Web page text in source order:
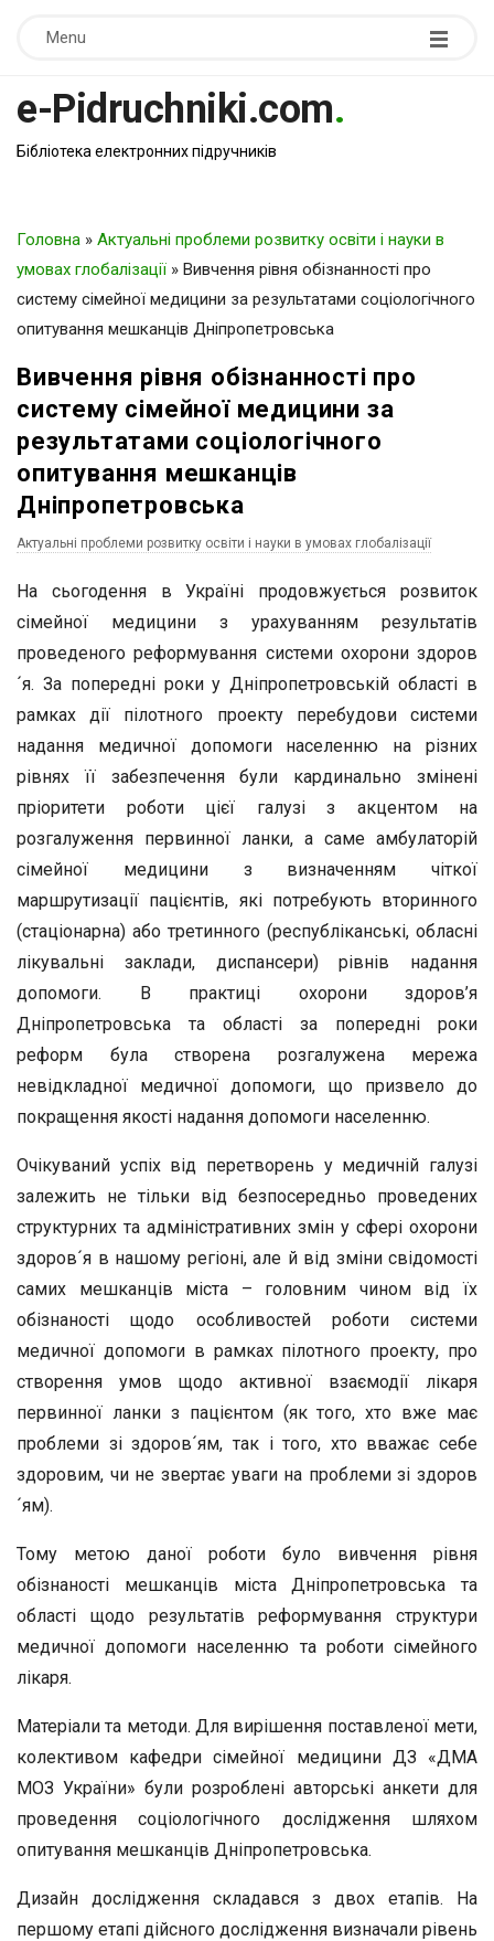
Menu
e-Pidruchniki.com.
Бібліотека електронних підручників
Головна » Актуальні проблеми розвитку освіти і науки в
умовах глобалізації » Вивчення рівня обізнанності про
систему сімейної медицини за результатами соціологічного
опитування мешканців Дніпропетровська
Вивчення рівня обізнанності про
систему сімейної медицини за
результатами соціологічного
опитування мешканців
Дніпропетровська
Актуальні проблеми розвитку освіти і науки в умовах глобалізації
На сьогодення в Україні продовжується розвиток
сімейної медицини з урахуванням результатів
проведеного реформування системи охорони здоров
´я. За попередні роки у Дніпропетровській області в
рамках дії пілотного проекту перебудови системи
надання медичної допомоги населенню на різних
рівнях її забезпечення були кардинально змінені
пріоритети роботи цієї галузі з акцентом на
розгалуження первинної ланки, а саме амбулаторій
сімейної медицини з визначенням чіткої
маршрутизації пацієнтів, які потребують вторинного
(стаціонарна) або третинного (республіканські, обласні
лікувальні заклади, диспансери) рівнів надання
допомоги. В практиці охорони здоров’я
Дніпропетровська та області за попередні роки
реформ була створена розгалужена мережа
невідкладної медичної допомоги, що призвело до
покращення якості надання допомоги населенню.
Очікуваний успіх від перетворень у медичній галузі
залежить не тільки від безпосередньо проведених
структурних та адміністративних змін у сфері охорони
здоров´я в нашому регіоні, але й від зміни свідомості
самих мешканців міста – головним чином від їх
обізнаності щодо особливостей роботи системи
медичної допомоги в рамках пілотного проекту, про
створення умов щодо активної взаємодії лікаря
первинної ланки з пацієнтом (як того, хто вже має
проблеми зі здоров´ям, так і того, хто вважає себе
здоровим, чи не звертає уваги на проблеми зі здоров
´ям).
Тому метою даної роботи було вивчення рівня
обізнаності мешканців міста Дніпропетровська та
області щодо результатів реформування структури
медичної допомоги населенню та роботи сімейного
лікаря.
Матеріали та методи. Для вирішення поставленої мети,
колективом кафедри сімейної медицини ДЗ «ДМА
МОЗ України» були розроблені авторські анкети для
проведення соціологічного дослідження шляхом
опитування мешканців Дніпропетровська.
Дизайн дослідження складався з двох етапів. На
першому етапі дійсного дослідження визначали рівень